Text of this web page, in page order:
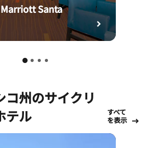
Santa
コ州のサイクリ
テル
すべて
を表示